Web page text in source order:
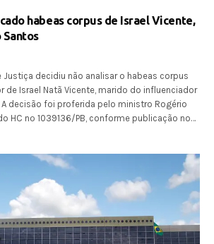
habeas corpus de Israel Vicente,
Santos
Justiça decidiu não analisar o habeas corpus
de Israel Natã Vicente, marido do influenciador
decisão foi proferida pelo ministro Rogério
HC nº 1039136/PB, conforme publicação no…